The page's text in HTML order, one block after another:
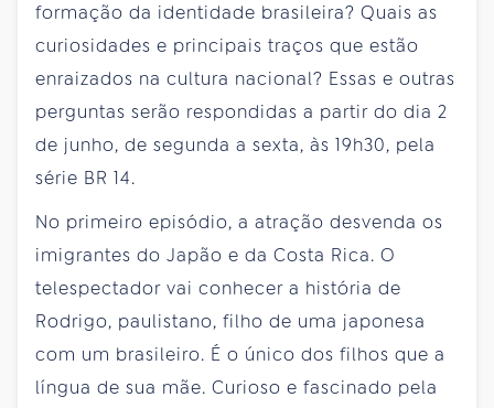
formação da identidade brasileira? Quais as
curiosidades e principais traços que estão
enraizados na cultura nacional? Essas e outras
perguntas serão respondidas a partir do dia 2
de junho, de segunda a sexta, às 19h30, pela
série BR 14.
No primeiro episódio, a atração desvenda os
imigrantes do Japão e da Costa Rica. O
telespectador vai conhecer a história de
Rodrigo, paulistano, filho de uma japonesa
com um brasileiro. É o único dos filhos que a
língua de sua mãe. Curioso e fascinado pela